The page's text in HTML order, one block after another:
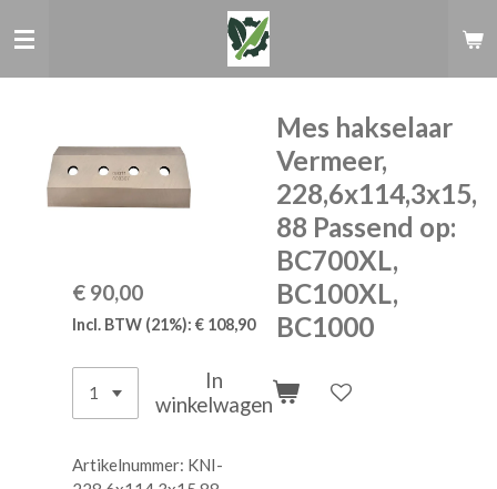
direct
Mes hakselaar
Vermeer,
228,6x114,3x15,
88 Passend op:
BC700XL,
BC100XL,
BC1000
€ 90,00
Incl. BTW (21%): € 108,90
In
winkelwagen
Artikelnummer: KNI-